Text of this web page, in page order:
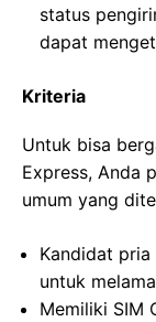
status
dapat
Kriteria
Untuk bisa
Express, Anda
umum yang
Kandidat
untuk
Memiliki SIM